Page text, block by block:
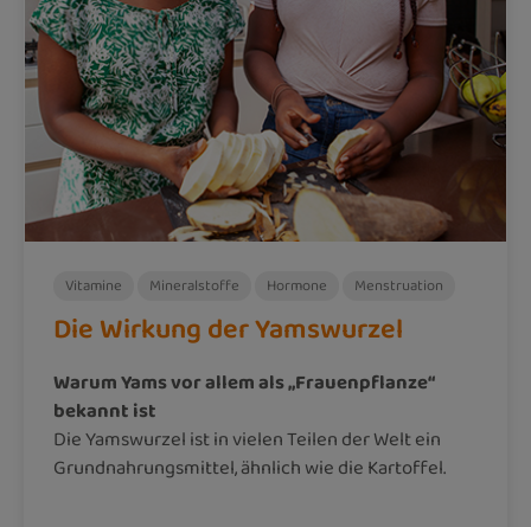
Vitamine Mineralstoffe Hormone Menstruation
Die Wirkung der Yamswurzel
Warum Yams vor allem als „Frauenpflanze“
bekannt ist
Die Yamswurzel ist in vielen Teilen der Welt ein
Grundnahrungsmittel, ähnlich wie die Kartoffel.